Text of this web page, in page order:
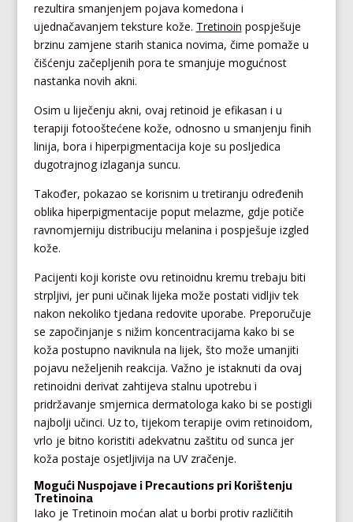
rezultira smanjenjem pojava komedona i
ujednačavanjem teksture kože. Tretinoin pospješuje
brzinu zamjene starih stanica novima, čime pomaže u
čišćenju začepljenih pora te smanjuje mogućnost
nastanka novih akni.
Osim u liječenju akni, ovaj retinoid je efikasan i u
terapiji fotooštećene kože, odnosno u smanjenju finih
linija, bora i hiperpigmentacija koje su posljedica
dugotrajnog izlaganja suncu.
Također, pokazao se korisnim u tretiranju određenih
oblika hiperpigmentacije poput melazme, gdje potiče
ravnomjerniju distribuciju melanina i pospješuje izgled
kože.
Pacijenti koji koriste ovu retinoidnu kremu trebaju biti
strpljivi, jer puni učinak lijeka može postati vidljiv tek
nakon nekoliko tjedana redovite uporabe. Preporučuje
se započinjanje s nižim koncentracijama kako bi se
koža postupno naviknula na lijek, što može umanjiti
pojavu neželjenih reakcija. Važno je istaknuti da ovaj
retinoidni derivat zahtijeva stalnu upotrebu i
pridržavanje smjernica dermatologa kako bi se postigli
najbolji učinci. Uz to, tijekom terapije ovim retinoidom,
vrlo je bitno koristiti adekvatnu zaštitu od sunca jer
koža postaje osjetljivija na UV zračenje.
Mogući Nuspojave i Precautions pri Korištenju
Tretinoina
Iako je Tretinoin moćan alat u borbi protiv različitih